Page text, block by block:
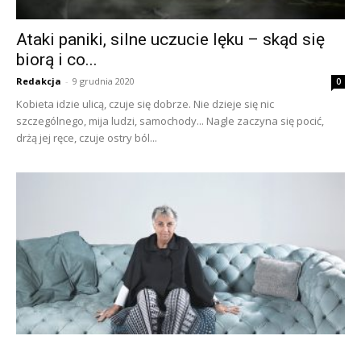
Ataki paniki, silne uczucie lęku – skąd się
biorą i co...
Redakcja - 9 grudnia 2020 0
Kobieta idzie ulicą, czuje się dobrze. Nie dzieje się nic
szczególnego, mija ludzi, samochody... Nagle zaczyna się pocić,
drżą jej ręce, czuje ostry ból...